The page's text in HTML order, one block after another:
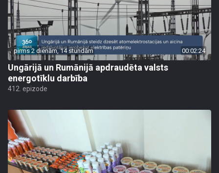
pirms 2 dienām, 14 stundām 00:02:24
Ungārijā un Rumānijā apdraudēta valsts
energotīklu darbība
412. epizode